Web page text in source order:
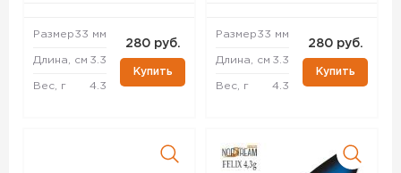
Размер33 мм
Длина, см 3.3
Вес, г 4.3
280 руб.
Купить
Размер33 мм
Длина, см 3.3
Вес, г 4.3
280 руб.
Купить